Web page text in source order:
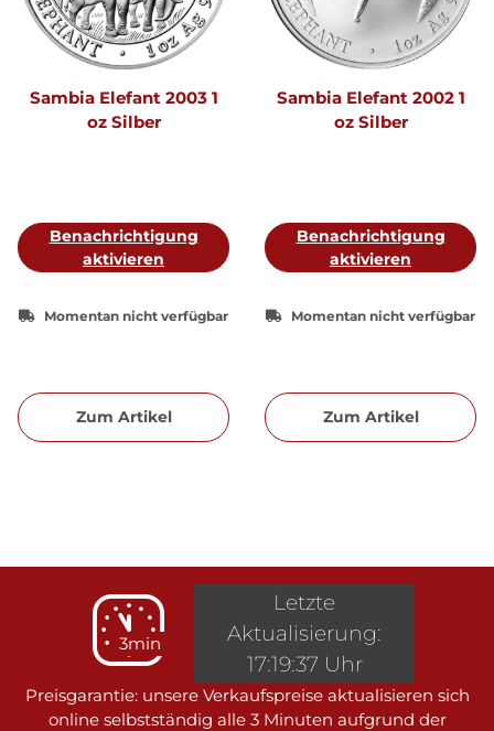
Sambia Elefant 2003 1
oz Silber
Benachrichtigung
aktivieren
Momentan nicht verfügbar
Zum Artikel
Sambia Elefant 2002 1
oz Silber
Benachrichtigung
aktivieren
Momentan nicht verfügbar
Zum Artikel
3min
Preisgarantie: unsere Verkaufspreise aktualisieren sich
online selbstständig alle 3 Minuten aufgrund der
Letzte
Aktualisierung:
17:19:37 Uhr